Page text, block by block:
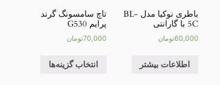
باطری نوکیا مدل BL-
5C با گارانتی
60,000تومان
اطلاعات بیشتر
تاچ سامسونگ گرند
پرایم G530
70,000تومان
انتخاب گزینه‌ها